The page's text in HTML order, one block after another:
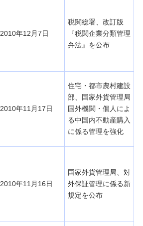
2010年12月7日
税関総署、改訂版
『税関企業分類管理
弁法』を公布
2010年11月17日
住宅・都市農村建設
部、国家外貨管理局
国外機関・個人によ
る中国内不動産購入
に係る管理を強化
2010年11月16日
国家外貨管理局、対
外保証管理に係る新
規定を公布